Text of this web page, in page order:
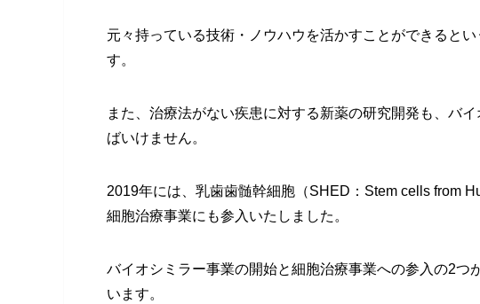
元々持っている技術・ノウハウを活かすことができると
す。
また、治療法がない疾患に対する新薬の研究開発も、バ
ばいけません。
2019年には、乳歯歯髄幹細胞（SHED：Stem cells from
細胞治療事業にも参入いたしました。
バイオシミラー事業の開始と細胞治療事業への参入の2つ
います。